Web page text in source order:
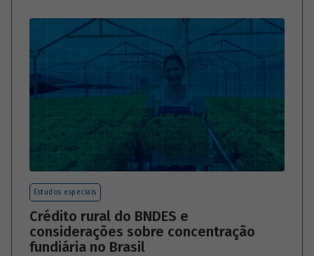
Estudos especiais
Crédito rural do BNDES e
considerações sobre concentração
fundiária no Brasil